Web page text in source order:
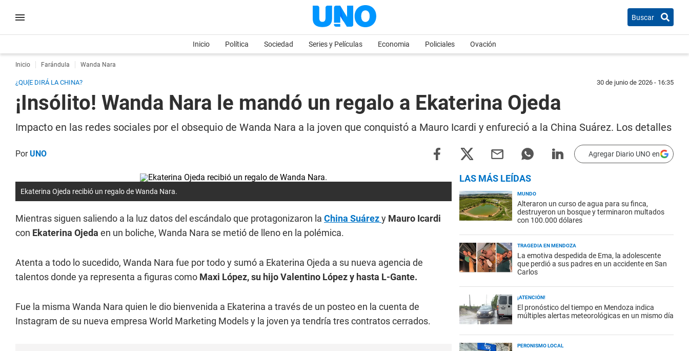
Buscar
Inicio Política Sociedad Series y Películas Economia Policiales Ovación
Inicio Farándula Wanda Nara
¿QU{E DIRÁ LA CHINA? 30 de junio de 2026 - 16:35
¡Insólito! Wanda Nara le mandó un regalo a Ekaterina Ojeda
Impacto en las redes sociales por el obsequio de Wanda Nara a la joven que conquistó a Mauro Icardi y enfureció a la China Suárez. Los detalles
PorUNO Agregar Diario UNO en
Ekaterina Ojeda recibió un regalo de Wanda Nara.
Mientras siguen saliendo a la luz datos del escándalo que protagonizaron la China Suárezy Mauro Icardi
con Ekaterina Ojeda en un boliche, Wanda Nara se metió de lleno en la polémica.
Atenta a todo lo sucedido, Wanda Nara fue por todo y sumó a Ekaterina Ojeda a su nueva agencia de
talentos donde ya representa a figuras como Maxi López, su hijo Valentino López y hasta L-Gante.
Fue la misma Wanda Nara quien le dio bienvenida a Ekaterina a través de un posteo en la cuenta de
Instagram de su nueva empresa World Marketing Models y la joven ya tendría tres contratos cerrados.
LAS MÁS LEÍDAS
MUNDO
Alteraron un curso de agua para su finca,
destruyeron un bosque y terminaron multados
con 100.000 dólares
TRAGEDIA EN MENDOZA
La emotiva despedida de Ema, la adolescente
que perdió a sus padres en un accidente en San
Carlos
¡ATENCIÓN!
El pronóstico del tiempo en Mendoza indica
múltiples alertas meteorológicas en un mismo día
PERONISMO LOCAL